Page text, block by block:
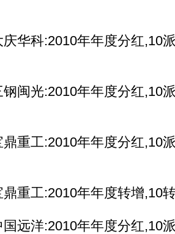
科:2010年年度分红,10
光:2010年年度分红,10
工:2010年年度分红,10
工:2010年年度转增,10
洋:2010年年度分红,10